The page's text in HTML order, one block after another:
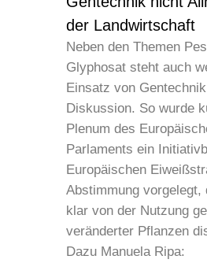
der Landwirtschaft
Neben den Themen
Glyphosat steht auch
Einsatz von
Diskussion. So wurde
Plenum des
Parlaments ein
Europäischen
Abstimmung vorgelegt,
klar von der Nutzung
veränderter Pflanzen
Dazu Manuela Ripa: